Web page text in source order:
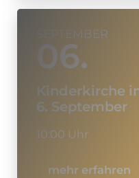
SEPTEMBER
06.
Kinderkirche
6. September
10:00 Uhr
mehr erfahren